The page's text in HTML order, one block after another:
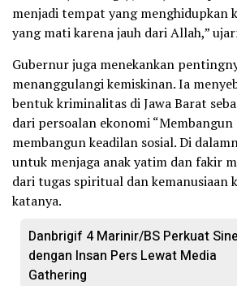
menjadi tempat yang menghidupkan
yang mati karena jauh dari Allah,”
Gubernur juga menekankan
menanggulangi kemiskinan. Ia
bentuk kriminalitas di Jawa Barat
dari persoalan ekonomi
membangun keadilan sosial. Di
untuk menjaga anak yatim dan fakir
dari tugas spiritual dan kemanusiaan
katanya.
Danbrigif 4 Marinir/BS Perkuat
dengan Insan Pers Lewat Media
Gathering